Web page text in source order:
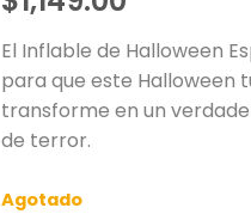
El Inflable de Halloween
para que este Halloween
transforme en un
de terror.
Agotado